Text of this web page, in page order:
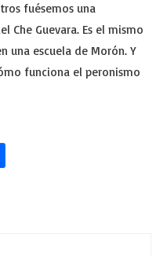
fuésemos una
Che Guevara. Es el mismo
una escuela de Morón. Y
funciona el peronismo